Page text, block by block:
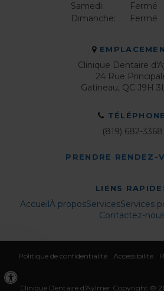
Version accessible
Samedi:
Fermé
Dimanche:
Fermé
Clinique Dentaire
24 Rue
Gatineau QC J9H
TÉLÉPHONE
(819) 682-3368
PRENDRE RENDEZ-
LIENS
Accueil À proposServicesServices
Contactez-
Politique de confidentialité Accessibilité
Clinique Dentaire d'Aylmer Copyright ©